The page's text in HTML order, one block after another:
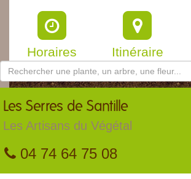
Horaires Itinéraire
Les Serres de Santille
Les Artisans du Végétal
04 74 64 75 08